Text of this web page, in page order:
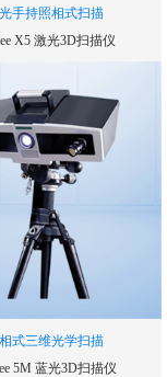
量精度
mm
扫描区域
250*250
手持照相式扫描
X5 激光3D扫描仪
式三维光学扫描
5M 蓝光3D扫描仪